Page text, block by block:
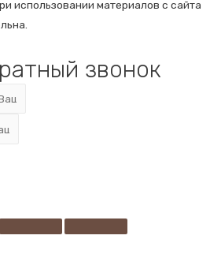
использовании материалов с сайта
звонок